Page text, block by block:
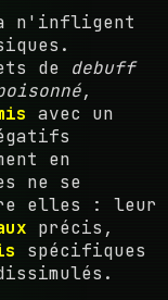
n'infligent
de debuff
,
avec un
en
ne se
elles : leur
précis,
spécifiques